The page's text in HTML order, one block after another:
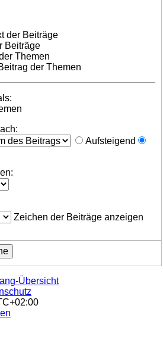
der Beiträge
Beiträge
Themen
der Themen
Aufsteigend
Zeichen der Beiträge anzeigen
Übersicht